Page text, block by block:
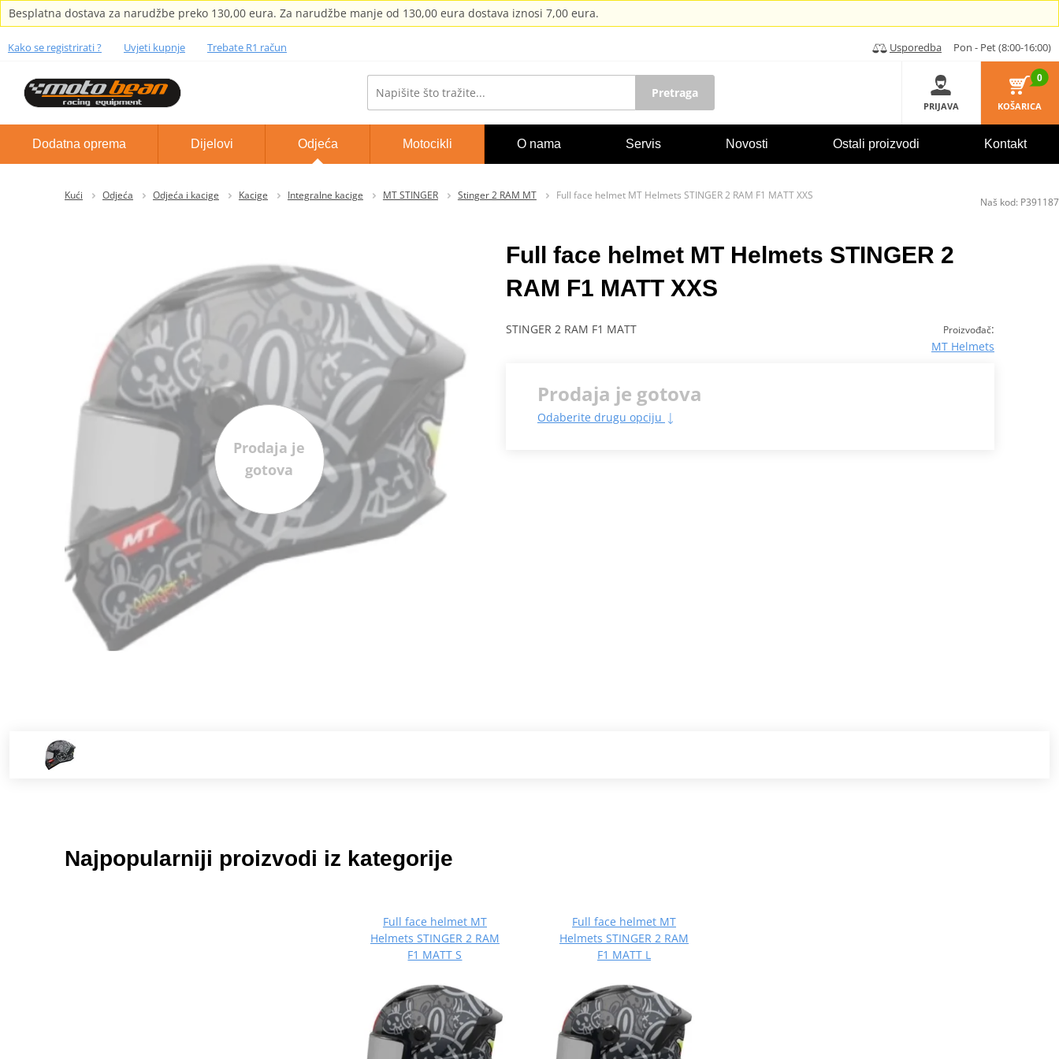
Besplatna dostava za narudžbe preko 130,00 eura. Za narudžbe manje od 130,00 eura dostava iznosi 7,00 eura.
Kako se registrirati ? Uvjeti kupnje Trebate R1 račun Usporedba Pon - Pet (8:00-16:00)
Pretraga
PRIJAVA
0
KOŠARICA
Dodatna oprema Dijelovi Odjeća Motocikli O nama Servis Novosti Ostali proizvodi Kontakt
Kući Odjeća Odjeća i kacige Kacige Integralne kacige MT STINGER Stinger 2 RAM MT Full face helmet MT Helmets STINGER 2 RAM F1 MATT XXS
Prodaja je
gotova
Full face helmet MT Helmets STINGER 2
RAM F1 MATT XXS
Proizvođač:
MT Helmets
STINGER 2 RAM F1 MATT
Prodaja je gotova
Odaberite drugu opciju
Najpopularniji proizvodi iz kategorije
Full face helmet MT
Helmets STINGER 2 RAM
F1 MATT S
Full face helmet MT
Helmets STINGER 2 RAM
F1 MATT L
Naš kod: P391187